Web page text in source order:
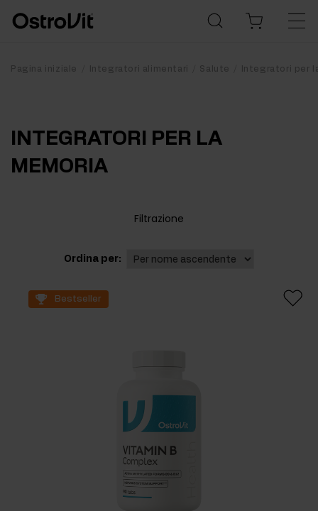
Pagina iniziale Integratori alimentari Salute Integratori per
INTEGRATORI PER LA
MEMORIA
Filtrazione
Ordina per:
Bestseller